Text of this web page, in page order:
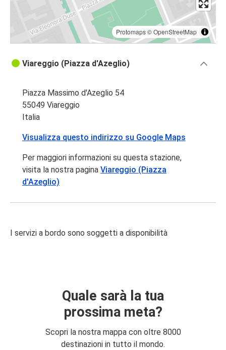
Protomaps©OpenStreetMap
Viareggio (Piazza d'Azeglio)
Piazza Massimo d'Azeglio 54
55049 Viareggio
Italia
Visualizza questo indirizzo su Google Maps
Per maggiori informazioni su questa stazione,
visita la nostra pagina Viareggio (Piazza
d'Azeglio)
I servizi a bordo sono soggetti a disponibilità
Quale sarà la tua
prossima meta?
Scopri la nostra mappa con oltre 8000
destinazioni in tutto il mondo.